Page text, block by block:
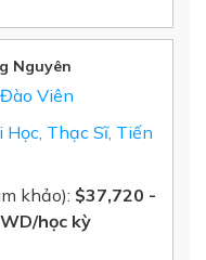
Nguyên
Đào Viên
Học, Thạc Sĩ, Tiến
khảo): $37,720 -
học kỳ